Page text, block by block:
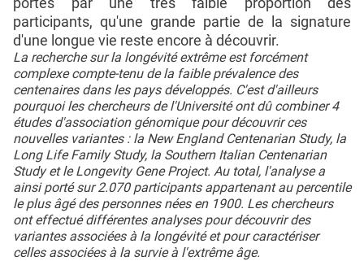
participants, qu'une grande partie de la signature
d'une longue vie reste encore à découvrir.
La recherche sur la longévité extrême est forcément
complexe compte-tenu de la faible prévalence des
centenaires dans les pays développés. C'est d'ailleurs
pourquoi les chercheurs de l'Université ont dû combiner 4
études d'association génomique pour découvrir ces
nouvelles variantes : la New England Centenarian Study, la
Long Life Family Study, la Southern Italian Centenarian
Study et le Longevity Gene Project. Au total, l'analyse a
ainsi porté sur 2.070 participants appartenant au percentile
le plus âgé des personnes nées en 1900. Les chercheurs
ont effectué différentes analyses pour découvrir des
variantes associées à la longévité et pour caractériser
celles associées à la survie à l'extrême âge.